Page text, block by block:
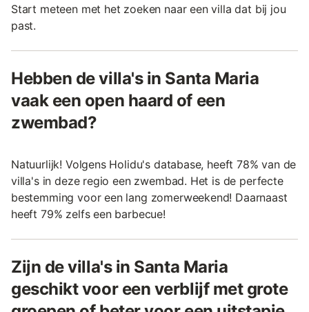
Start meteen met het zoeken naar een villa dat bij jou
past.
Hebben de villa's in Santa Maria
vaak een open haard of een
zwembad?
Natuurlijk! Volgens Holidu's database, heeft 78% van de
villa's in deze regio een zwembad. Het is de perfecte
bestemming voor een lang zomerweekend! Daarnaast
heeft 79% zelfs een barbecue!
Zijn de villa's in Santa Maria
geschikt voor een verblijf met grote